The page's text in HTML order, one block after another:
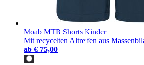
Moab MTB Shorts Kinder
Mit recycelten Altreifen aus
ab € 75,00